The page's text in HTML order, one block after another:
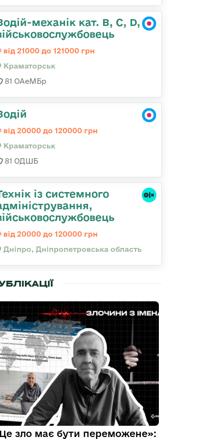
механік кат. В, С, D,
від 21000 до 121000 грн
Краматорськ
81 ОАеМБр
від 20000 до 120000 грн
Краматорськ
81 ОДШБ
із системного
від 20000 до 120000 грн
Дніпро, Дніпропетровська область
зло має бути переможене»: